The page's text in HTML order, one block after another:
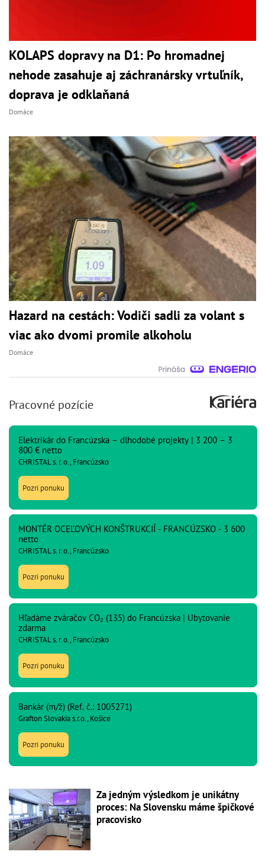
KOLAPS dopravy na D1: Po hromadnej
nehode zasahuje aj záchranársky vrtuľník,
doprava je odklaňaná
Domáce
Hazard na cestách: Vodiči sadli za volant s
viac ako dvomi promile alkoholu
Domáce
Pracovné pozície
Elektrikár do Francúzska – dlhodobé projekty | 3 200 – 3
800 € netto
CHRISTAL s. r. o., Francúzsko
Pozri ponuku
MONTÉR OCEĽOVÝCH KONŠTRUKCIÍ - FRANCÚZSKO - 3 600
netto
CHRISTAL s. r. o., Francúzsko
Pozri ponuku
Hľadáme zváračov CO₂ (135) do Francúzska | Ubytovanie
zdarma
CHRISTAL s. r. o., Francúzsko
Pozri ponuku
Bankár (m/ž) (Ref. č.: 1005271)
Grafton Slovakia s.r.o., Košice
Pozri ponuku
Za jedným výsledkom je unikátny
proces: Na Slovensku máme špičkové
pracovisko